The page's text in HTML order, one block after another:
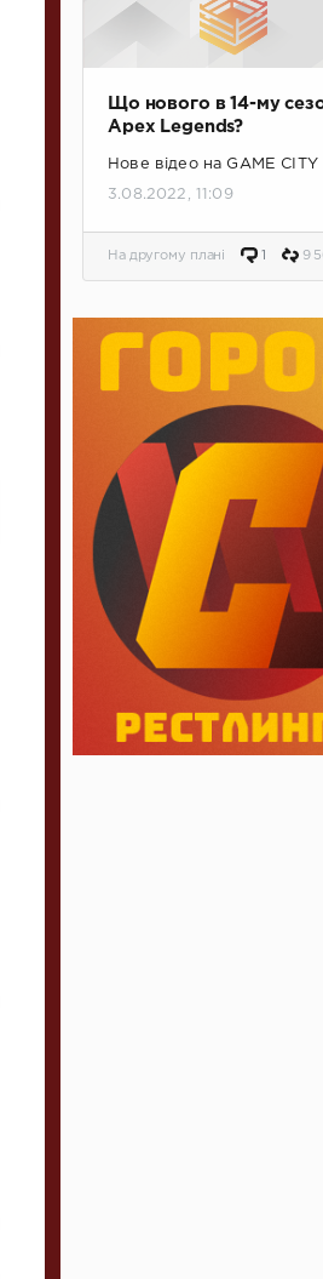
Що нового в 14-му
Apex Legends?
Нове відео на GAME CITY
3.08.2022, 11:09
На другому плані 1 9